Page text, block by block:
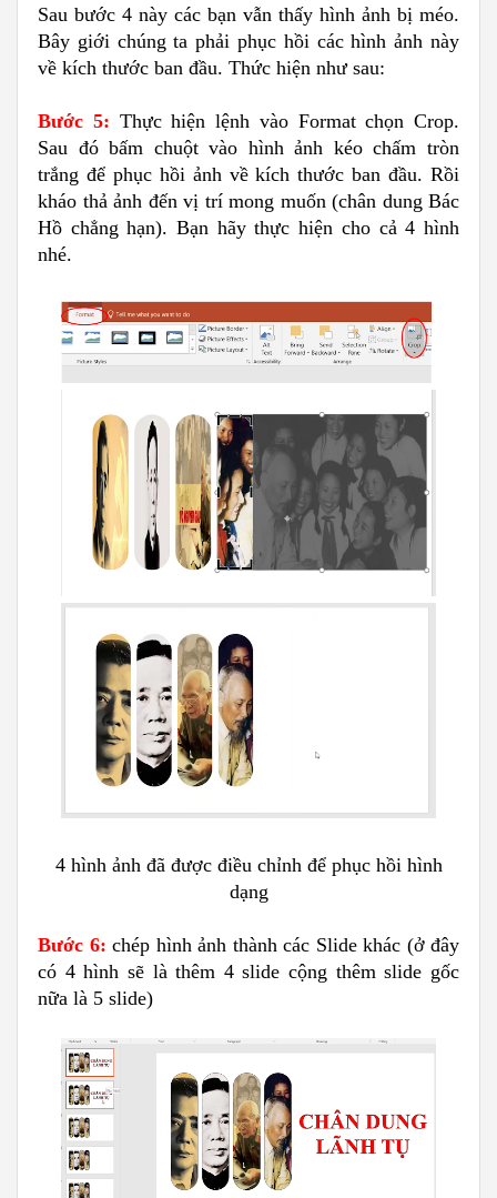
Sau bước 4 này các bạn vẫn thấy hình ảnh bị méo.
Bây giới chúng ta phải phục hồi các hình ảnh này
về kích thước ban đầu. Thức hiện như sau:
Bước 5: Thực hiện lệnh vào Format chọn Crop.
Sau đó bấm chuột vào hình ảnh kéo chấm tròn
trắng để phục hồi ảnh về kích thước ban đầu. Rồi
kháo thả ảnh đến vị trí mong muốn (chân dung Bác
Hồ chẳng hạn). Bạn hãy thực hiện cho cả 4 hình
nhé.
4 hình ảnh đã được điều chỉnh để phục hồi hình
dạng
Bước 6: chép hình ảnh thành các Slide khác (ở đây
có 4 hình sẽ là thêm 4 slide cộng thêm slide gốc
nữa là 5 slide)